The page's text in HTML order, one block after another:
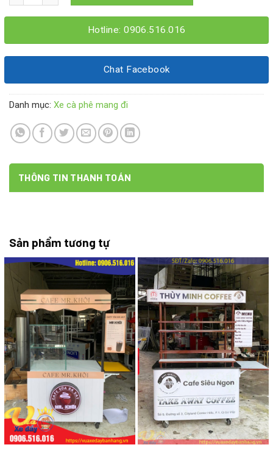
Hotline: 0906.516.016
Chat Facebook
Danh mục: Xe cà phê mang đi
THÔNG TIN THANH TOÁN
Sản phẩm tương tự